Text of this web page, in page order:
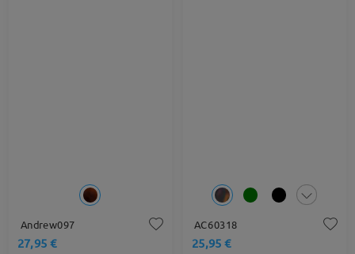
Andrew097
27,95 €
AC60318
25,95 €